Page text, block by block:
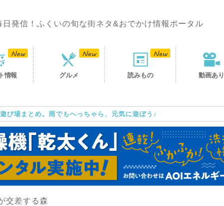
日発信！ふくいの旬な街ネタ&おでかけ情報ポータル
情報 グルメ 読みもの 動画あり
び場まとめ。雨でもへっちゃら、元気に遊ぼう♪
交差する森